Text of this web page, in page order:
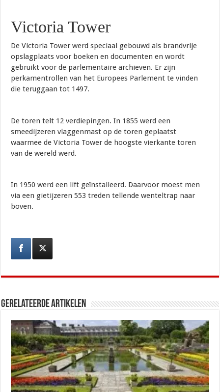
Victoria Tower
De Victoria Tower werd speciaal gebouwd als brandvrije
opslagplaats voor boeken en documenten en wordt
gebruikt voor de parlementaire archieven. Er zijn
perkamentrollen van het Europees Parlement te vinden
die teruggaan tot 1497.
De toren telt 12 verdiepingen. In 1855 werd een
smeedijzeren vlaggenmast op de toren geplaatst
waarmee de Victoria Tower de hoogste vierkante toren
van de wereld werd.
In 1950 werd een lift geïnstalleerd. Daarvoor moest men
via een gietijzeren 553 treden tellende wenteltrap naar
boven.
Gerelateerde artikelen